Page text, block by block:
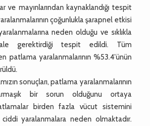
ve mayınlarından kaynaklandığı tespit
çoğunlukla şarapnel etkisi
neden olduğu ve sıklıkla
gerektirdiği tespit edildi. Tüm
patlama yaralanmalarının %53.4'ünün
sonuçları, patlama yaralanmalarının
bir sorun olduğunu ortaya
birden fazla vücut sistemini
yaralanmalara neden olmaktadır.